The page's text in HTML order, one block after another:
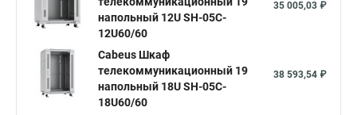
напольный 12U SH-05C-
12U60/60
35 005,03 ₽
Cabeus Шкаф
телекоммуникационный 19
напольный 18U SH-05C-
18U60/60
38 593,54 ₽